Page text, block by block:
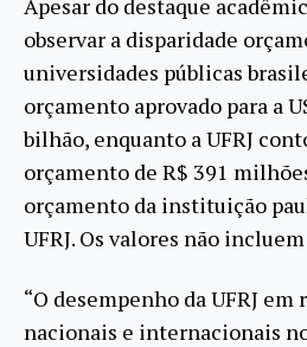
Apesar do destaque
observar a disparidade
universidades públicas
orçamento aprovado para a
bilhão, enquanto a UFRJ
orçamento de R$ 391
orçamento da instituição
UFRJ. Os valores não
“O desempenho da UFRJ
nacionais e internacionais